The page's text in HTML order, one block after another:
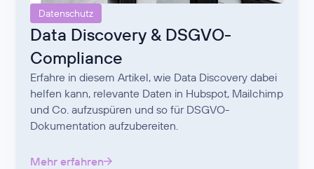
Datenschutz
Data Discovery & DSGVO-
Compliance
Erfahre in diesem Artikel, wie Data Discovery dabei
helfen kann, relevante Daten in Hubspot, Mailchimp
und Co. aufzuspüren und so für DSGVO-
Dokumentation aufzubereiten.
Mehr erfahren